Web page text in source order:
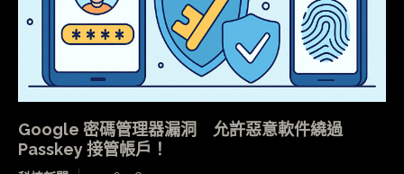
Google 密碼管理器漏洞 允許惡意軟件繞過
Passkey 接管帳戶！